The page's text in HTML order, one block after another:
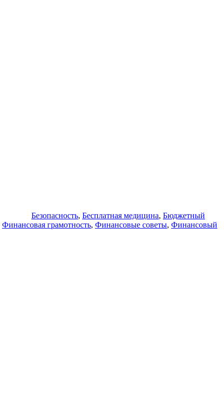
Безопасность, Бесплатная медицина, Бюджетный
Финансовая грамотность, Финансовые советы, Финансовый